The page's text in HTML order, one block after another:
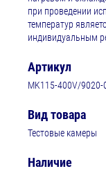
при проведении
температур
индивидуальным
Артикул
MK115-400V/9020-
Вид товара
Тестовые камеры
Наличие